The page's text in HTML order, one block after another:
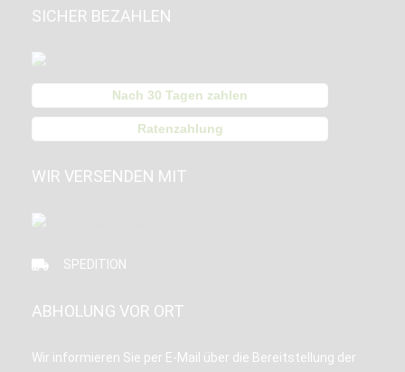
SICHER BEZAHLEN
Nach 30 Tagen zahlen
Ratenzahlung
WIR VERSENDEN MIT
SPEDITION
ABHOLUNG VOR ORT
Wir informieren Sie per E-Mail über die Bereitstellung der